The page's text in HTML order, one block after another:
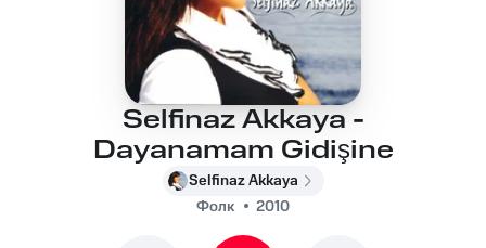
Selfinaz Akkaya -
Dayanamam Gidişine
Selfinaz Akkaya
Фолк
2010